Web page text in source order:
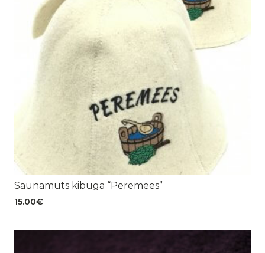
Saunamüts kibuga “Peremees”
15.00€